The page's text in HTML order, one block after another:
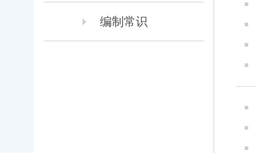
编制常识